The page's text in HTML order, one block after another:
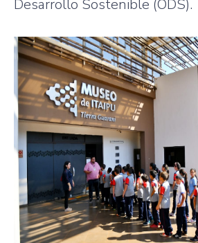
Desarrollo Sostenible (ODS).